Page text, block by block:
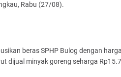
Rabu (27/08).
beras SPHP Bulog dengan
dijual minyak goreng seharga